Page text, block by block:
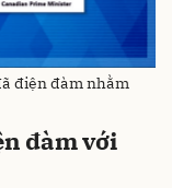
điện đàm nhằm
đàm với